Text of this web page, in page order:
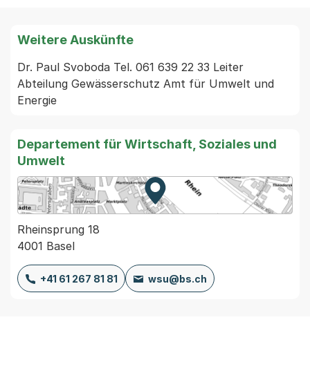
Weitere Auskünfte
Dr. Paul Svoboda Tel. 061 639 22 33 Leiter
Abteilung Gewässerschutz Amt für Umwelt und
Energie
Departement für Wirtschaft, Soziales und
Umwelt
Zur Karte von MapBS.
Externer Link, wird in einem
Rheinsprung 18
4001 Basel
+41 61 267 81 81 wsu@bs.ch